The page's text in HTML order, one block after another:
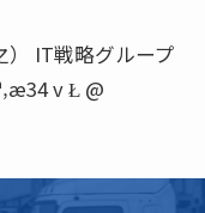
） IT戦略グループ
v Ł @